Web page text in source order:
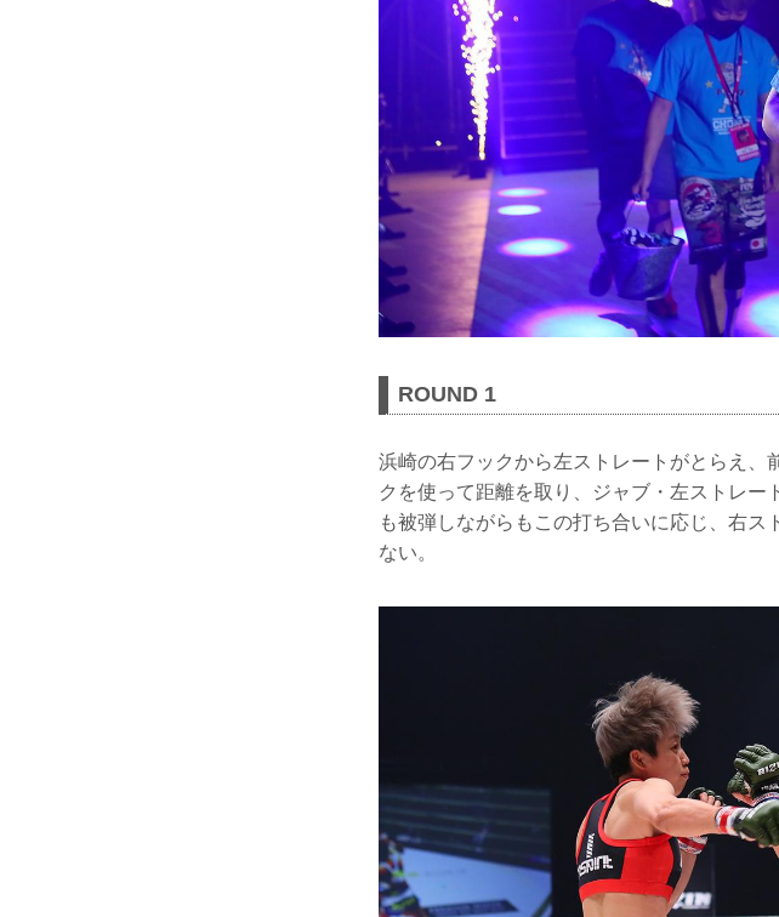
ROUND 1
浜崎の右フックから左ストレートがとらえ、
クを使って距離を取り、ジャブ・左ストレ
も被弾しながらもこの打ち合いに応じ、右
ない。